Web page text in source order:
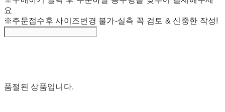
요
※주문접수후 사이즈변경 불가-실측 꼭 검토 & 신중한 작성!
품절된 상품입니다.